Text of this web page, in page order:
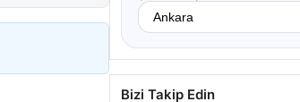
Bizi Takip Edin